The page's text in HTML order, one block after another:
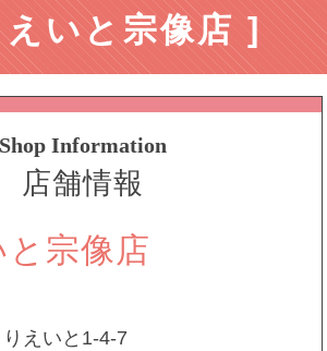
いと宗像店 ]
Shop Information
店舗情報
と宗像店
えいと1-4-7